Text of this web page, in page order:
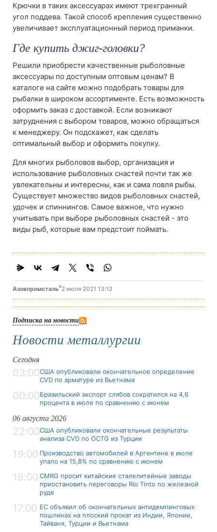
Крючки в таких аксессуарах имеют трехгранный
угол поддева. Такой способ крепления существенно
увеличивает эксплуатационный период приманки.
Где купить джиг-головки?
Решили приобрести качественные рыболовные
аксессуары по доступным оптовым ценам? В
каталоге на сайте можно подобрать товары для
рыбалки в широком ассортименте. Есть возможность
оформить заказ с доставкой. Если возникают
затруднения с выбором товаров, можно обращаться
к менеджеру. Он подскажет, как сделать
оптимальный выбор и оформить покупку.
Для многих рыболовов выбор, организация и
использование рыболовных снастей почти так же
увлекательны и интересны, как и сама ловля рыбы.
Существует множество видов рыболовных снастей,
удочек и спиннингов. Самое важное, что нужно
учитывать при выборе рыболовных снастей - это
виды рыб, которые вам предстоит поймать.
Азовпромсталь®2 июля 2021 13:12
Подписка на новости
Новости металлургии
Сегодня
03:00США опубликовали окончательное определение
CVD по арматуре из Вьетнама
00:00Бразильский экспорт слябов сократился на 4,6
процента в июле по сравнению с июнем
06 августа 2026
22:00США опубликовали окончательные результаты
анализа CVD по OCTG из Турции
19:00 Производство автомобилей в Аргентине в июле
упало на 15,8% по сравнению с июнем
18:00 CMRG просит китайские сталелитейные заводы
приостановить переговоры Rio Tinto по железной
руде
17:00 ЕС объявил об окончательных антидемпинговых
пошлинах на плоский прокат из Индии, Японии,
Тайваня, Турции и Вьетнама